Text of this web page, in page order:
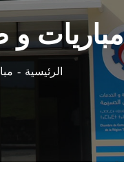
مباريات
الرئيسية